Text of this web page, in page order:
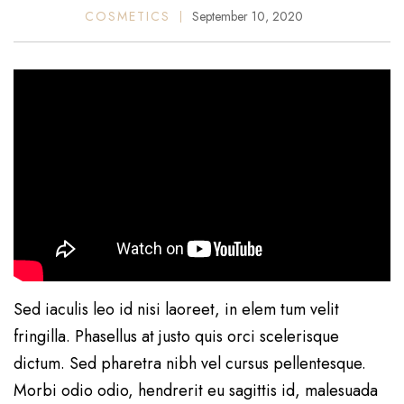
COSMETICS September 10, 2020
Sed iaculis leo id nisi laoreet, in elem tum velit
fringilla. Phasellus at justo quis orci scelerisque
dictum. Sed pharetra nibh vel cursus pellentesque.
Morbi odio odio, hendrerit eu sagittis id, malesuada